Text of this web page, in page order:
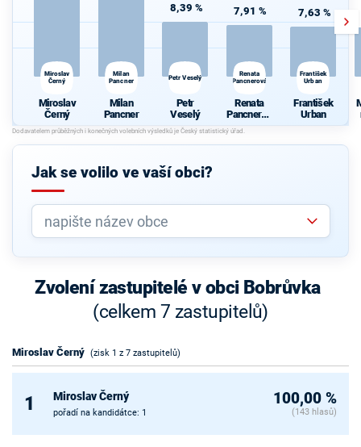
Miroslav
Černý
Miroslav
Černý
Milan
Pancner
Milan
Pancner
8,39 %
Petr Veselý
Petr
Veselý
7,91 %
Renata
Pancnerová
Renata
Pancnerov
7,63 %
František
Urban
František
Urban
Jak se volilo ve vaší obci?
Zvolení zastupitelé v obci Bobrůvka
(celkem 7 zastupitelů)
Miroslav Černý (zisk 1 z 7 zastupitelů)
1 Miroslav Černý
pořadí na kandidátce: 1
100,00 %
(143 hlasů)